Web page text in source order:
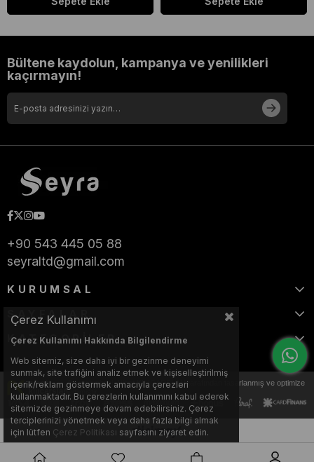
Bültene kaydolun, kampanya ve yenilikleri
kaçırmayın!
+90 543 445 05 88
seyraltd@gmail.com
KURUMSAL
SAYFALAR
KATEGORİLER
Bu web sitesi, Nihat KILIÇARSLAN tarafından tasarlanmış ve optimize
edilmiştir.
Çerez Kullanımı
Çerez Kullanımı Hakkında Bilgilendirme
Web sitemiz, size daha iyi bir gezinme deneyimi
sunmak, site trafiğini analiz etmek ve kişiselleştirilmiş
içerik/reklam göstermek amacıyla çerezleri
kullanmaktadır. Bu çerezlerin kullanımını kabul ederek
sitemizde gezinmeye devam edebilirsiniz. Çerez
terciplerinizi yönetmek veya daha fazla bilgi almak
için lütfen Çerez Politikası sayfasını ziyaret edin.